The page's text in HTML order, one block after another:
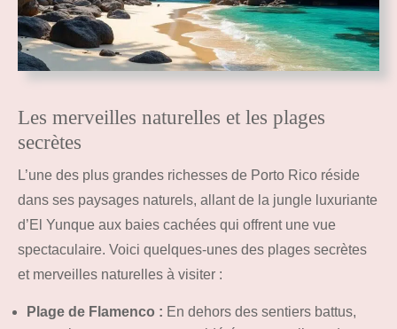
Les merveilles naturelles et les plages
secrètes
L’une des plus grandes richesses de Porto Rico réside
dans ses paysages naturels, allant de la jungle luxuriante
d’El Yunque aux baies cachées qui offrent une vue
spectaculaire. Voici quelques-unes des plages secrètes
et merveilles naturelles à visiter :
Plage de Flamenco : En dehors des sentiers battus,